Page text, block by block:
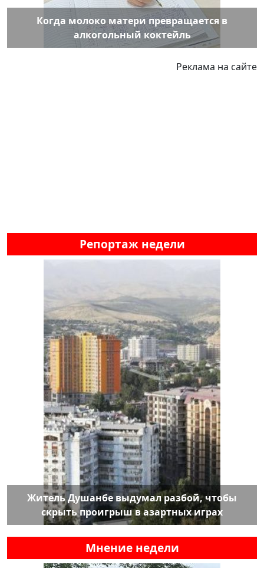
Когда молоко матери превращается в
алкогольный коктейль
Реклама на сайте
Репортаж недели
Житель Душанбе выдумал разбой, чтобы
скрыть проигрыш в азартных играх
Мнение недели